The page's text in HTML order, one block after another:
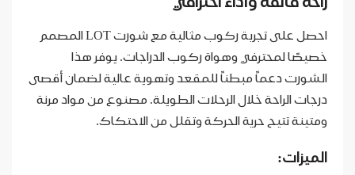
احصل على تجربة ركوب مثالية مع شورت LOT المصمم
خصيصًا لمحترفي وهواة ركوب الدراجات. يوفر هذا
الشورت دعماً مبطناً للمقعد وتهوية عالية لضمان أقصى
درجات الراحة خلال الرحلات الطويلة. مصنوع من مواد مرنة
ومتينة تتيح حرية الحركة وتقلل من الاحتكاك.
الميزات: